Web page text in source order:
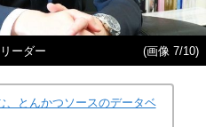
ーダー (画像 7/10)
、とんかつソースのデータベ